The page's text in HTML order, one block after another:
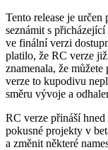
Tento release je
seznámit s
ve finální verzi
platilo, že RC verze již
znamenala, že
verze to kupodivu
směru vývoje a
RC verze přináší
pokusné projekty v
a změnit některé